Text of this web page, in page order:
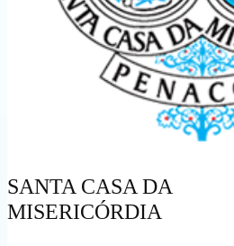
SANTA CASA DA
MISERICÓRDIA